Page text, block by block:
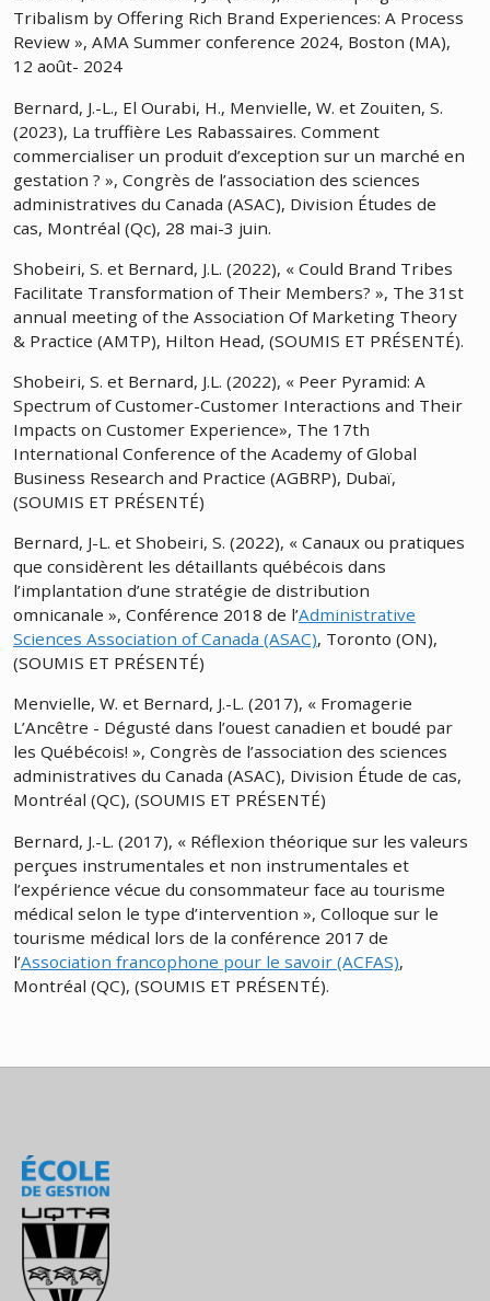
Tribalism by Offering Rich Brand Experiences: A Process
Review », AMA Summer conference 2024, Boston (MA),
12 août- 2024
Bernard, J.-L., El Ourabi, H., Menvielle, W. et Zouiten, S.
(2023), La truffière Les Rabassaires. Comment
commercialiser un produit d’exception sur un marché en
gestation ? », Congrès de l’association des sciences
administratives du Canada (ASAC), Division Études de
cas, Montréal (Qc), 28 mai-3 juin.
Shobeiri, S. et Bernard, J.L. (2022), « Could Brand Tribes
Facilitate Transformation of Their Members? », The 31st
annual meeting of the Association Of Marketing Theory
& Practice (AMTP), Hilton Head, (SOUMIS ET PRÉSENTÉ).
Shobeiri, S. et Bernard, J.L. (2022), « Peer Pyramid: A
Spectrum of Customer-Customer Interactions and Their
Impacts on Customer Experience», The 17th
International Conference of the Academy of Global
Business Research and Practice (AGBRP), Dubaï,
(SOUMIS ET PRÉSENTÉ)
Bernard, J-L. et Shobeiri, S. (2022), « Canaux ou pratiques
que considèrent les détaillants québécois dans
l’implantation d’une stratégie de distribution
omnicanale », Conférence 2018 de l’Administrative
Sciences Association of Canada (ASAC), Toronto (ON),
(SOUMIS ET PRÉSENTÉ)
Menvielle, W. et Bernard, J.-L. (2017), « Fromagerie
L’Ancêtre - Dégusté dans l’ouest canadien et boudé par
les Québécois! », Congrès de l’association des sciences
administratives du Canada (ASAC), Division Étude de cas,
Montréal (QC), (SOUMIS ET PRÉSENTÉ)
Bernard, J.-L. (2017), « Réflexion théorique sur les valeurs
perçues instrumentales et non instrumentales et
l’expérience vécue du consommateur face au tourisme
médical selon le type d’intervention », Colloque sur le
tourisme médical lors de la conférence 2017 de
l’Association francophone pour le savoir (ACFAS),
Montréal (QC), (SOUMIS ET PRÉSENTÉ).